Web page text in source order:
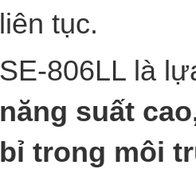
liên tục.
SE-806LL là
năng suất
bỉ trong môi